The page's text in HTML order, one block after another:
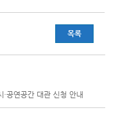
목록
공연공간 대관 신청 안내